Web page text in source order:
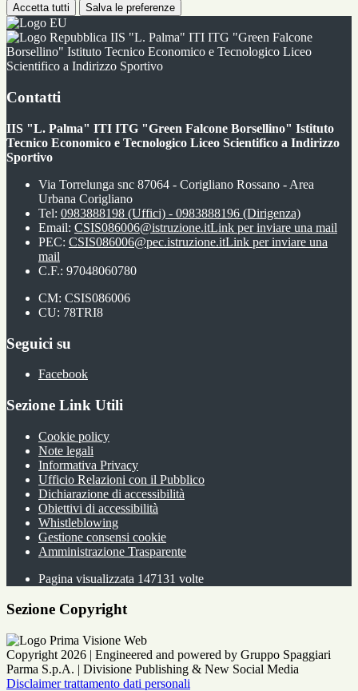
Accetta tutti Salva le preferenze
IIS "L. Palma" ITI ITG "Green Falcone
Borsellino" Istituto Tecnico Economico e Tecnologico Liceo
Scientifico a Indirizzo Sportivo
Contatti
IIS "L. Palma" ITI ITG "Green Falcone Borsellino" Istituto
Tecnico Economico e Tecnologico Liceo Scientifico a Indirizzo
Sportivo
Via Torrelunga snc 87064 - Corigliano Rossano - Area
Urbana Corigliano
Tel: 0983888198 (Uffici) - 0983888196 (Dirigenza)
Email: CSIS086006@istruzione.itLink per inviare una mail
PEC: CSIS086006@pec.istruzione.itLink per inviare una
mail
C.F.: 97048060780
CM: CSIS086006
CU: 78TRI8
Seguici su
Facebook
Sezione Link Utili
Cookie policy
Note legali
Informativa Privacy
Ufficio Relazioni con il Pubblico
Dichiarazione di accessibilità
Obiettivi di accessibilità
Whistleblowing
Gestione consensi cookie
Amministrazione Trasparente
Pagina visualizzata 147131 volte
Sezione Copyright
Copyright 2026 | Engineered and powered by Gruppo Spaggiari
Parma S.p.A. | Divisione Publishing & New Social Media
Disclaimer trattamento dati personali